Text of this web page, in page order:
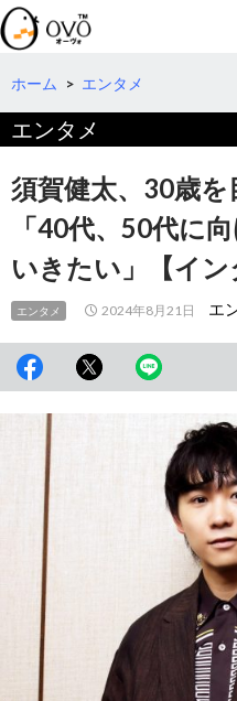
検
索
コ
テ
へ
動
ホーム > エンタメ
エンタメ
須賀健太、30歳
「40代、50代に
いきたい」【イン
エンタメ 2024年8月21日 エ